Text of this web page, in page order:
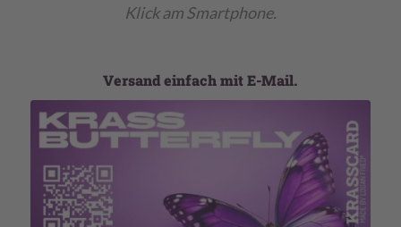
Klick am Smartphone.
Versand einfach mit E-Mail.